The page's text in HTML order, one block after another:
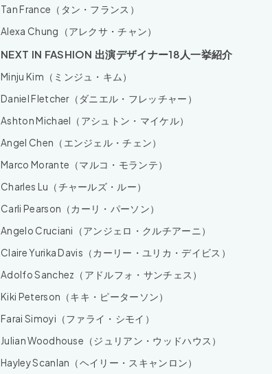
Tan France（タン・フランス）
Alexa Chung（アレクサ・チャン）
NEXT IN FASHION 出演デザイナー18人一挙紹介
Minju Kim（ミンジュ・キム）
Daniel Fletcher（ダニエル・フレッチャー）
Ashton Michael（アシュトン・マイケル）
Angel Chen（エンジェル・チェン）
Marco Morante（マルコ・モランテ）
Charles Lu（チャールズ・ルー）
Carli Pearson（カーリ・パーソン）
Angelo Cruciani（アンジェロ・クルチアーニ）
Claire Yurika Davis（カーリー・ユリカ・デイビス）
Adolfo Sanchez（アドルフォ・サンチェス）
Kiki Peterson（キキ・ピーターソン）
Farai Simoyi（ファライ・シモイ）
Julian Woodhouse（ジュリアン・ウッドハウス）
Hayley Scanlan（ヘイリー・スキャンロン）